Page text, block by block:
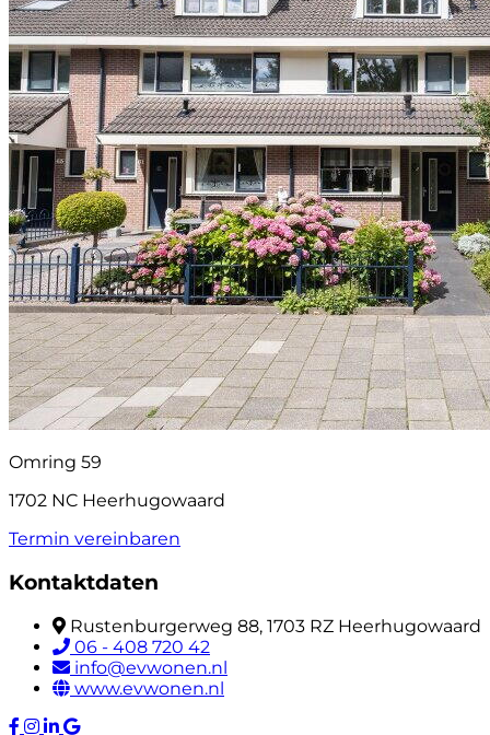
Omring 59
1702 NC Heerhugowaard
Termin vereinbaren
Kontaktdaten
Rustenburgerweg 88, 1703 RZ Heerhugowaard
06 - 408 720 42
info@evwonen.nl
www.evwonen.nl